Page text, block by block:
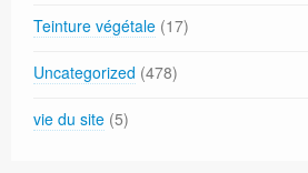
Teinture végétale (17)
Uncategorized (478)
vie du site (5)